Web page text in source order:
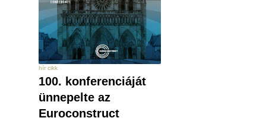
hír cikk
100. konferenciáját
ünnepelte az
Euroconstruct